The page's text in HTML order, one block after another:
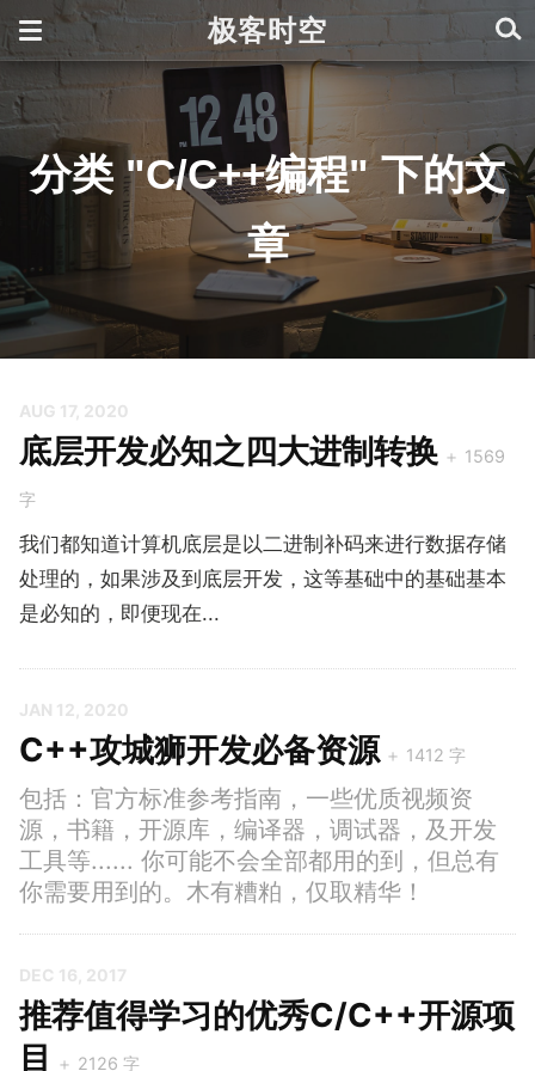
极客时空
分类 "C/C++编程" 下的文
章
AUG 17, 2020
底层开发必知之四大进制转换
我们都知道计算机底层是以二进制补码来进行数据存储
处理的，如果涉及到底层开发，这等基础中的基础基本
是必知的，即便现在...
JAN 12, 2020
C++攻城狮开发必备资源
包括：官方标准参考指南，一些优质视频资
源，书籍，开源库，编译器，调试器，及开发
工具等...... 你可能不会全部都用的到，但总有
你需要用到的。木有糟粕，仅取精华！
DEC 16, 2017
推荐值得学习的优秀C/C++开源项
目